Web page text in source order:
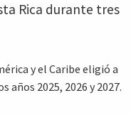
Rica durante tres
y el Caribe eligió a
años 2025, 2026 y 2027.